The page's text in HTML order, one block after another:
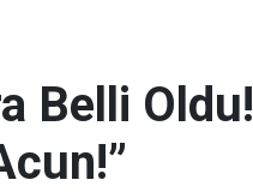
Belli Oldu!